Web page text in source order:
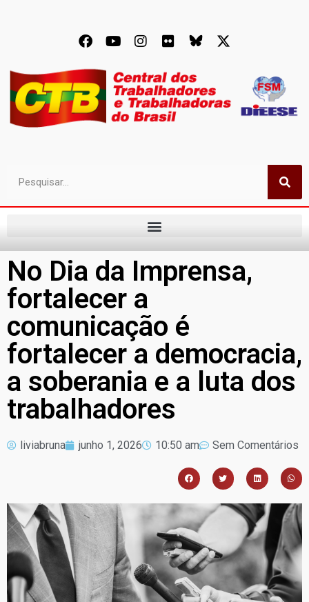
No Dia da Imprensa,
fortalecer a
comunicação é
fortalecer a democracia,
a soberania e a luta dos
trabalhadores
liviabruna junho 1, 2026 10:50 am Sem Comentários